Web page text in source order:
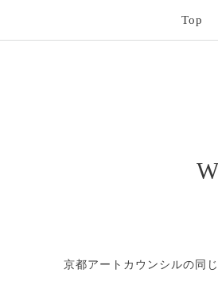
Top
京都アートカウンシルの同